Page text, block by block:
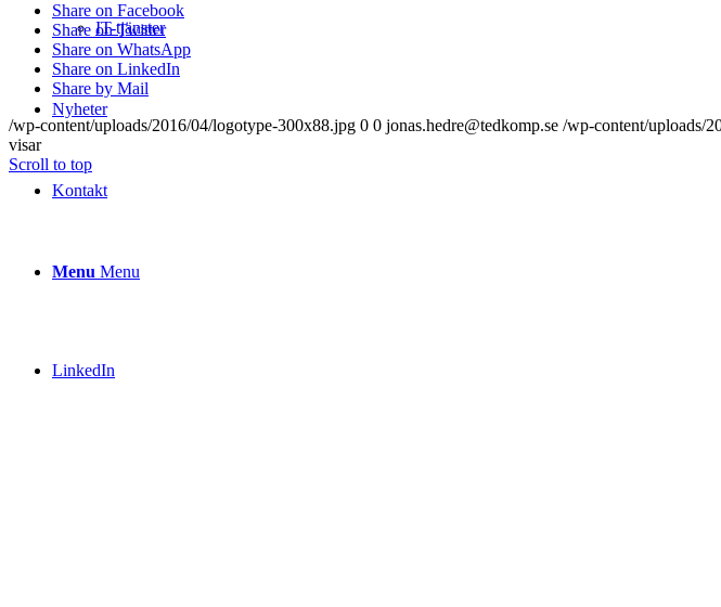
IT-tjänster
Nyheter
Kontakt
Menu Menu
LinkedIn
Share on Facebook
Share on Twitter
Share on WhatsApp
Share on LinkedIn
Share by Mail
/wp-content/uploads/2016/04/logotype-300x88.jpg 0 0 jonas.hedre@tedkomp.se /wp-content/uploads/
visar
Scroll to top